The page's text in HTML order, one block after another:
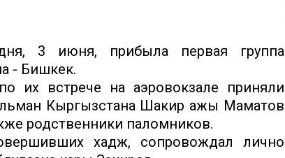
3 июня, прибыла первая группа
- Бишкек.
их встрече на аэровокзале приняли
Кыргызстана Шакир ажы Маматов
родственники паломников.
хадж, сопровождал лично